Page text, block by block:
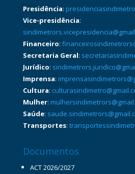
Presidência:
Vice-presidência:
Financeiro:
Secretaria Geral:
Jurídico:
Imprensa:
Cultura:
Mulher:
Saúde:
Transportes:
Documentos
ACT 2026/2027